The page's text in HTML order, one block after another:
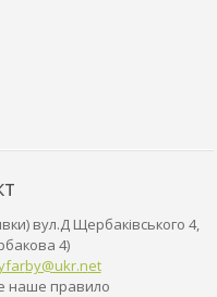
вул.Д Щербаківського 4,
4)
by@ukr.net
наше правило